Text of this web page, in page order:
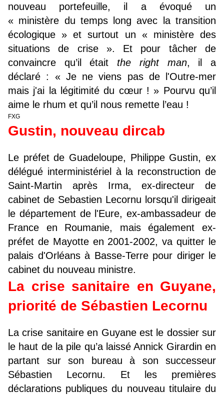
nouveau portefeuille, il a évoqué un
« ministère du temps long avec la transition
écologique » et surtout un « ministère des
situations de crise ». Et pour tâcher de
convaincre qu’il était the right man, il a
déclaré : « Je ne viens pas de l'Outre-mer
mais j'ai la légitimité du cœur ! » Pourvu qu’il
aime le rhum et qu’il nous remette l’eau !
FXG
Gustin, nouveau dircab
Le préfet de Guadeloupe, Philippe Gustin, ex
délégué interministériel à la reconstruction de
Saint-Martin après Irma, ex-directeur de
cabinet de Sebastien Lecornu lorsqu'il dirigeait
le département de l'Eure, ex-ambassadeur de
France en Roumanie, mais également ex-
préfet de Mayotte en 2001-2002, va quitter le
palais d'Orléans à Basse-Terre pour diriger le
cabinet du nouveau ministre.
La crise sanitaire en Guyane,
priorité de Sébastien Lecornu
La crise sanitaire en Guyane est le dossier sur
le haut de la pile qu’a laissé Annick Girardin en
partant sur son bureau à son successeur
Sébastien Lecornu. Et les premières
déclarations publiques du nouveau titulaire du